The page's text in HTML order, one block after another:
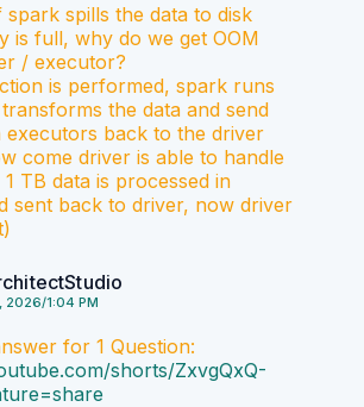
spark spills the data to disk
is full, why do we get OOM
/ executor?
is performed, spark runs
the data and send
executors back to the driver
come driver is able to handle
1 TB data is processed in
sent back to driver, now driver
2026/1:04 PM
for 1 Question:
shorts/ZxvgQxQ-